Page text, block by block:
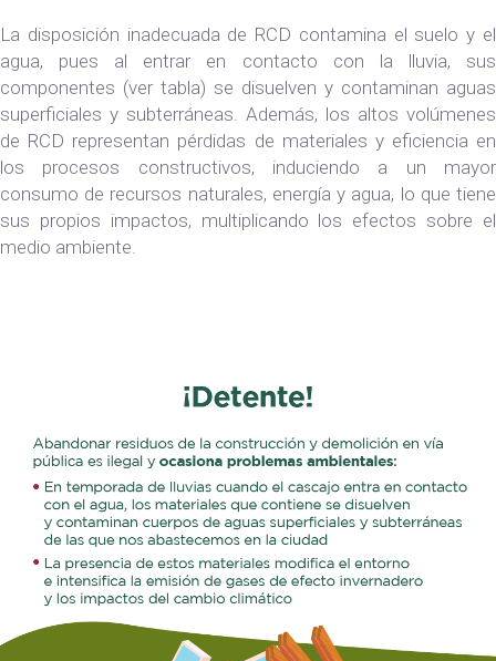
La disposición inadecuada de RCD contamina el suelo y el
agua, pues al entrar en contacto con la lluvia, sus
componentes (ver tabla) se disuelven y contaminan aguas
superficiales y subterráneas. Además, los altos volúmenes
de RCD representan pérdidas de materiales y eficiencia en
los procesos constructivos, induciendo a un mayor
consumo de recursos naturales, energía y agua, lo que tiene
sus propios impactos, multiplicando los efectos sobre el
medio ambiente.